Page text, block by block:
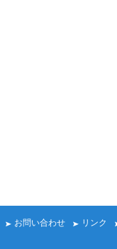
お問い合わせ リンク